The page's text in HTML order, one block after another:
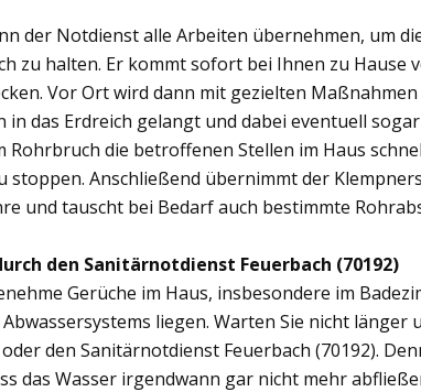
der Notdienst alle Arbeiten übernehmen, um
zu halten. Er kommt sofort bei Ihnen zu Hause
Vor Ort wird dann mit gezielten
in das Erdreich gelangt und dabei eventuell
Rohrbruch die betroffenen Stellen im Haus
stoppen. Anschließend übernimmt der
und tauscht bei Bedarf auch bestimmte
den Sanitärnotdienst Feuerbach (70192)
Gerüche im Haus, insbesondere im
liegen. Warten Sie nicht länger
den Sanitärnotdienst Feuerbach (70192).
das Wasser irgendwann gar nicht mehr